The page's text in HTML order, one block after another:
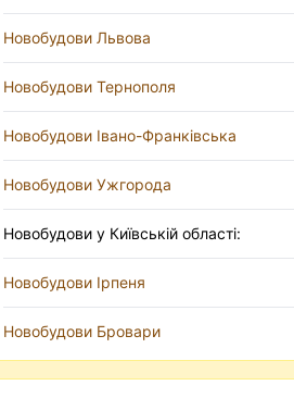
Новобудови Львова
Новобудови Тернополя
Новобудови Івано-Франківська
Новобудови Ужгорода
Новобудови у Київській області:
Новобудови Ірпеня
Новобудови Бровари